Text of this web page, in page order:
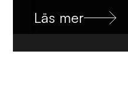
Läs mer